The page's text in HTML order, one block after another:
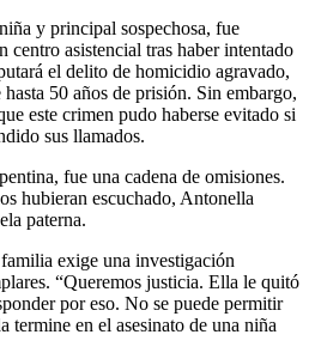
y principal sospechosa, fue
centro asistencial tras haber intentado
el delito de homicidio agravado,
50 años de prisión. Sin embargo,
este crimen pudo haberse evitado si
sus llamados.
fue una cadena de omisiones.
hubieran escuchado, Antonella
paterna.
exige una investigación
“Queremos justicia. Ella le quitó
por eso. No se puede permitir
termine en el asesinato de una niña